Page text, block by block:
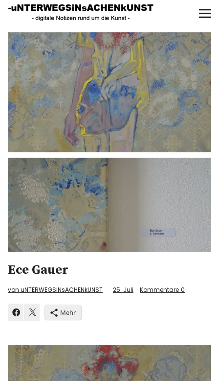
UNTERWEGS IN SACHEN
KUNST
Start
AKTUELLE AUSSTELLUNGEN
KUNSTSPAZIERGÄNGE
ÜBER
UNSER BUCH
f I P
Ece Gauer
von uNTERWEGSiNsACHENkUNST 25. Juli Kommentare 0
Mehr